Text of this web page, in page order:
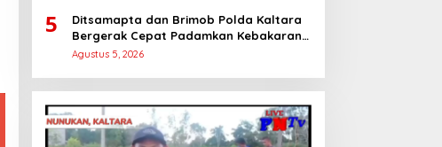
5
Ditsamapta dan Brimob Polda Kaltara
Bergerak Cepat Padamkan Kebakaran
Lahan Gambut 2 Hektar di Bulungan
Agustus 5, 2026